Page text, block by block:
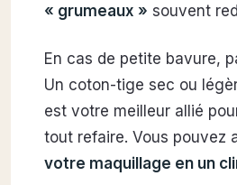
« grumeaux » souvent
En cas de petite bavure,
Un coton-tige sec ou
est votre meilleur allié
tout refaire. Vous pouvez
votre maquillage en un